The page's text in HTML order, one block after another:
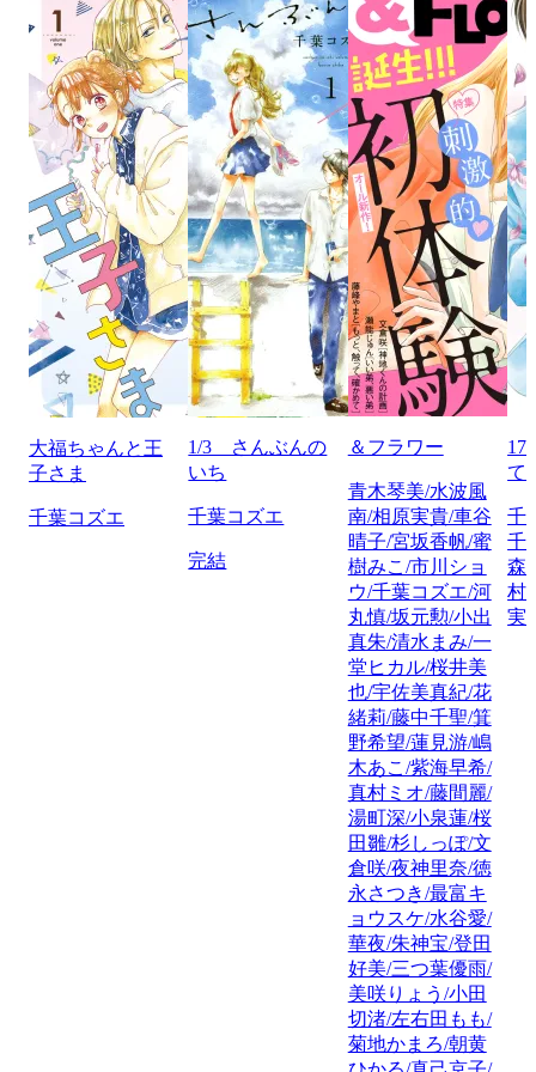
大福ちゃんと王
子さま
千葉コズエ
1/3 さんぶんの
いち
千葉コズエ
完結
＆フラワー
青木琴美/水波風
南/相原実貴/車谷
晴子/宮坂香帆/蜜
樹みこ/市川ショ
ウ/千葉コズエ/河
丸慎/坂元勲/小出
真朱/清水まみ/一
堂ヒカル/桜井美
也/宇佐美真紀/花
緒莉/藤中千聖/箕
野希望/蓮見游/嶋
木あこ/紫海早希/
真村ミオ/藤間麗/
湯町深/小泉蓮/桜
田雛/杉しっぽ/文
倉咲/夜神里奈/徳
永さつき/最富キ
ョウスケ/水谷愛/
華夜/朱神宝/登田
好美/三つ葉優雨/
美咲りょう/小田
切渚/左右田もも/
菊地かまろ/朝黄
17
て
千
千
森
村
実/